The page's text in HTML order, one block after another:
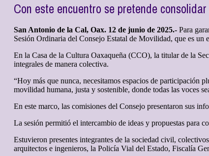
Con este encuentro se pretende
San Antonio de la Cal, Oax. 12 de junio de 2025.- Para
Sesión Ordinaria del Consejo Estatal de Movilidad, que es
En la Casa de la Cultura Oaxaqueña (CCO), la titular de la
integrales de manera colectiva.
“Hoy más que nunca, necesitamos espacios de participación
movilidad humana, justa y sostenible, donde todas las voces
En este marco, las comisiones del Consejo presentaron sus
La sesión permitió el intercambio de ideas y propuestas para
Estuvieron presentes integrantes de la sociedad civil,
arquitectos e ingenieros, la Policía Vial del Estado, Fiscalía